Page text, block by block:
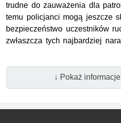
trudne do zauważenia dla
temu policjanci mogą jeszcze
bezpieczeństwo uczestników
zwłaszcza tych najbardziej
↓ Pokaż